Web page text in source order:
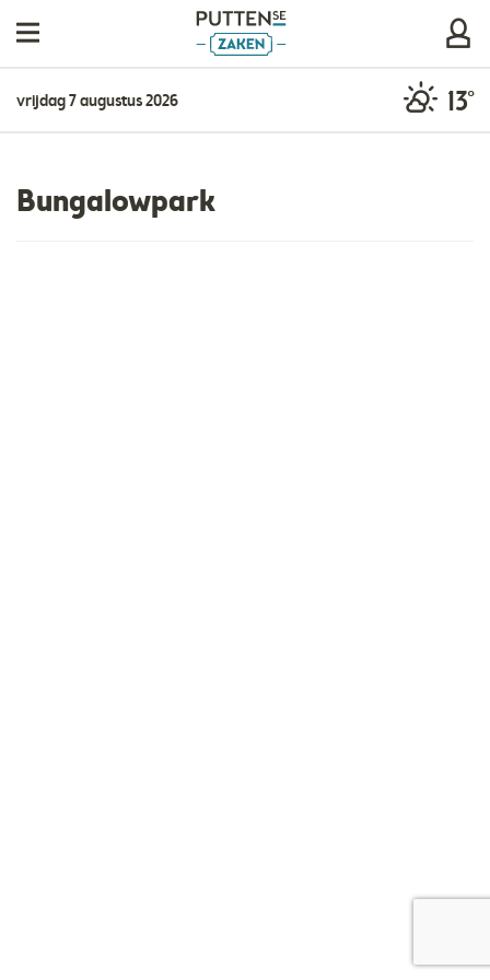
vrijdag 7 augustus 2026 13°
Bungalowpark